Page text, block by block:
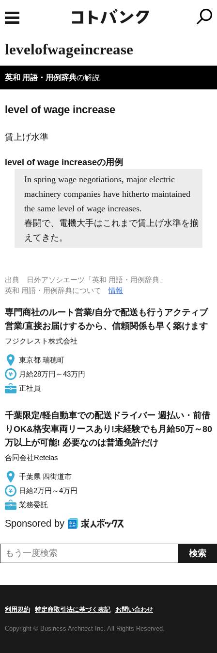
levelofwageincrease
英和 用語・用例辞典の解説
level of wage increase
賃上げ水準
level of wage increaseの用例
In spring wage negotiations, major electric
machinery companies have hitherto maintained
the same level of wage increases.
春闘で、電機大手はこれまで賃上げ水準を揃
えてきた。
出典
日外アソシエーツ「英和 用語・用例辞典」
英和 用語・用例辞典について情報
専門商社のルート営業/自分で配送も行うアクティブ
営業/直接お届けするから、信頼関係も早く築けます
フジクレスト株式会社
東京都 瑞穂町
月給28万円～43万円
正社員
千葉限定/軽自動車での配送ドライバー 週払い・前借
りOK&格安車両リースあり!未経験でも月給50万～80
万以上が可能! 必要なのは普通免許だけ
合同会社Retelas
千葉県 四街道市
日給2万円～4万円
業務委託
Sponsored by
利用規約 特定商取引法に基づく表記 お問い合わせ
Copyright © Business Architect Inc. All Rights Reserved.